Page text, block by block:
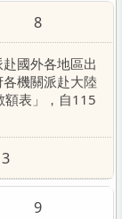
8
國外各地區出
機關派赴大陸
額表」，自115
9